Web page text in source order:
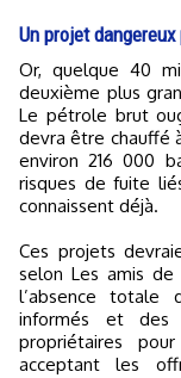
Un projet
Or, quelque 40 millions de personnes dépendent de ce
deuxième plus
Le pétrole brut
devra être chauffé
environ 216 000
risques de fuite
connaissent déjà.
Ces projets
selon Les amis
l’absence totale
informés et des
propriétaires
acceptant les